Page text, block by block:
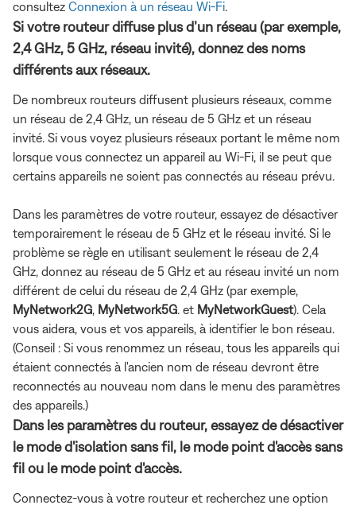
consultez Connexion à un réseau Wi-Fi.
Si votre routeur diffuse plus d’un réseau (par exemple,
2,4 GHz, 5 GHz, réseau invité), donnez des noms
différents aux réseaux.
De nombreux routeurs diffusent plusieurs réseaux, comme
un réseau de 2,4 GHz, un réseau de 5 GHz et un réseau
invité. Si vous voyez plusieurs réseaux portant le même nom
lorsque vous connectez un appareil au Wi-Fi, il se peut que
certains appareils ne soient pas connectés au réseau prévu.
Dans les paramètres de votre routeur, essayez de désactiver
temporairement le réseau de 5 GHz et le réseau invité. Si le
problème se règle en utilisant seulement le réseau de 2,4
GHz, donnez au réseau de 5 GHz et au réseau invité un nom
différent de celui du réseau de 2,4 GHz (par exemple,
MyNetwork2G, MyNetwork5G. et MyNetworkGuest). Cela
vous aidera, vous et vos appareils, à identifier le bon réseau.
(Conseil : Si vous renommez un réseau, tous les appareils qui
étaient connectés à l'ancien nom de réseau devront être
reconnectés au nouveau nom dans le menu des paramètres
des appareils.)
Dans les paramètres du routeur, essayez de désactiver
le mode d'isolation sans fil, le mode point d'accès sans
fil ou le mode point d'accès.
Connectez-vous à votre routeur et recherchez une option